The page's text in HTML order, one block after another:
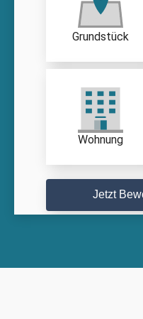
Grundstück
Wohnung
Jetzt